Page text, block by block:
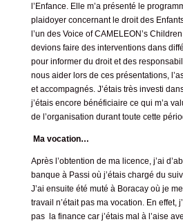
l’Enfance. Elle m’a présenté le
plaidoyer concernant le droit des
l’un des Voice of CAMELEON’s
devions faire des interventions dans
pour informer du droit et des
nous aider lors de ces présentations,
et accompagnés. J’étais très investi
j’étais encore bénéficiaire ce qui m’a
de l’organisation durant toute cette
Ma vocation…
Après l’obtention de ma licence, j’ai
banque à Passi où j’étais chargé du
J’ai ensuite été muté à Boracay où je
travail n’était pas ma vocation. En effet,
pas la finance car j’étais mal à l’aise